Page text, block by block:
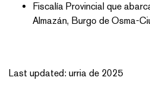
Fiscalía Provincial que
Almazán, Burgo de Osma-
Last updated: urria de 2025